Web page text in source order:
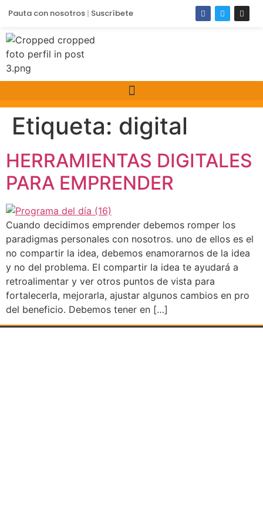
Pauta con nosotros Suscríbete
Etiqueta: digital
HERRAMIENTAS DIGITALES
PARA EMPRENDER
Cuando decidimos emprender debemos romper los
paradigmas personales con nosotros. uno de ellos es el
no compartir la idea, debemos enamorarnos de la idea
y no del problema. El compartir la idea te ayudará a
retroalimentar y ver otros puntos de vista para
fortalecerla, mejorarla, ajustar algunos cambios en pro
del beneficio. Debemos tener en […]